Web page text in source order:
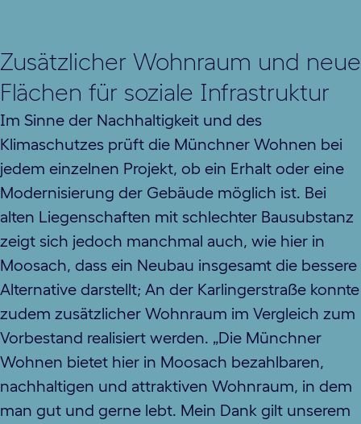
Zusätzlicher Wohnraum und neue
Flächen für soziale Infrastruktur
Im Sinne der Nachhaltigkeit und des
Klimaschutzes prüft die Münchner Wohnen bei
jedem einzelnen Projekt, ob ein Erhalt oder eine
Modernisierung der Gebäude möglich ist. Bei
alten Liegenschaften mit schlechter Bausubstanz
zeigt sich jedoch manchmal auch, wie hier in
Moosach, dass ein Neubau insgesamt die bessere
Alternative darstellt; An der Karlingerstraße konnte
zudem zusätzlicher Wohnraum im Vergleich zum
Vorbestand realisiert werden. „Die Münchner
Wohnen bietet hier in Moosach bezahlbaren,
nachhaltigen und attraktiven Wohnraum, in dem
man gut und gerne lebt. Mein Dank gilt unserem